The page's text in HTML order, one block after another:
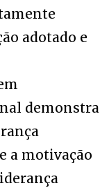
adotado e
demonstra
a motivação